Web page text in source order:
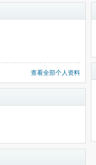
查看全部个人资料